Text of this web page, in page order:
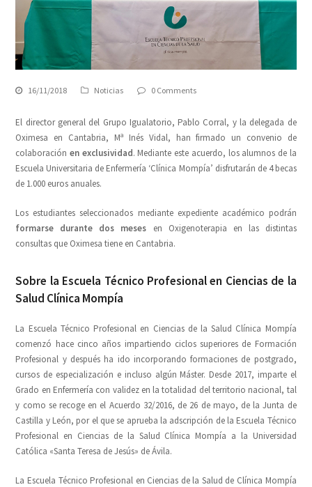
16/11/2018 Noticias 0 Comments
El director general del Grupo Igualatorio, Pablo Corral, y la delegada de
Oximesa en Cantabria, Mª Inés Vidal, han firmado un convenio de
colaboraciónen exclusividad. Mediante este acuerdo, los alumnos de la
Escuela Universitaria de Enfermería ‘Clínica Mompía’ disfrutarán de 4 becas
de 1.000 euros anuales.
Los estudiantes seleccionados mediante expediente académico podrán
formarse durante dos meses en Oxigenoterapia en las distintas
consultas que Oximesa tiene en Cantabria.
Sobre la Escuela Técnico Profesional en Ciencias de la
Salud Clínica Mompía
La Escuela Técnico Profesional en Ciencias de la Salud Clínica Mompía
comenzó hace cinco años impartiendo ciclos superiores de Formación
Profesional y después ha ido incorporando formaciones de postgrado,
cursos de especialización e incluso algún Máster. Desde 2017, imparte el
Grado en Enfermería con validez en la totalidad del territorio nacional, tal
y como se recoge en el Acuerdo 32/2016, de 26 de mayo, de la Junta de
Castilla y León, por el que se aprueba la adscripción de la Escuela Técnico
Profesional en Ciencias de la Salud Clínica Mompía a la Universidad
Católica «Santa Teresa de Jesús» de Ávila.
La Escuela Técnico Profesional en Ciencias de la Salud de Clínica Mompía